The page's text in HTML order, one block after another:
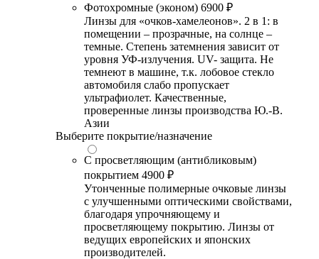
Фотохромные (эконом) 6900 ₽
Линзы для «очков-хамелеонов». 2 в 1: в
помещении – прозрачные, на солнце –
темные. Степень затемнения зависит от
уровня УФ-излучения. UV- защита. Не
темнеют в машине, т.к. лобовое стекло
автомобиля слабо пропускает
ультрафиолет. Качественные,
проверенные линзы производства Ю.-В.
Азии
Выберите покрытие/назначение
С просветляющим (антибликовым)
покрытием 4900 ₽
Утонченные полимерные очковые линзы
с улучшенными оптическими свойствами,
благодаря упрочняющему и
просветляющему покрытию. Линзы от
ведущих европейских и японских
производителей.